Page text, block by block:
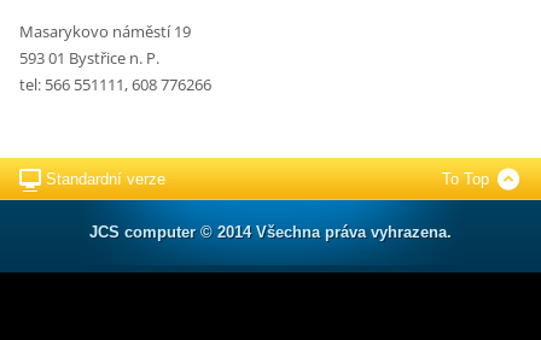
Masarykovo náměstí 19
593 01 Bystřice n. P.
tel: 566 551111, 608 776266
Standardní verze To Top
JCS computer © 2014 Všechna práva vyhrazena.